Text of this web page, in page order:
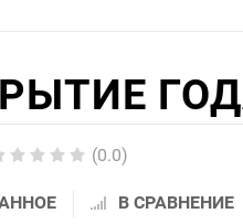
(0.0)
В СРАВНЕНИЕ